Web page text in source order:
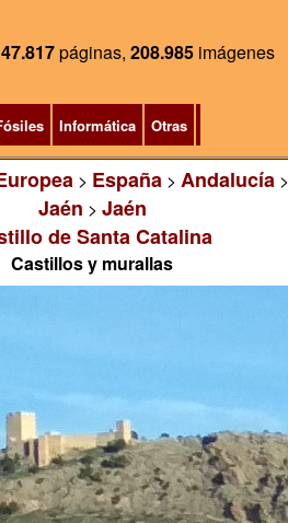
47.817páginas, 208.985 imágenes
Informática Otras
> España> Andalucía>
Jaén > Jaén
de Santa Catalina
Castillos y murallas